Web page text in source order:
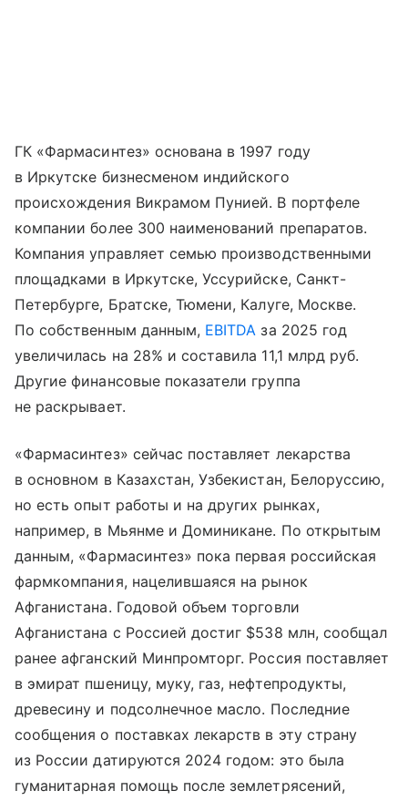
ГК «Фармасинтез» основана в 1997 году
в Иркутске бизнесменом индийского
происхождения Викрамом Пунией. В портфеле
компании более 300 наименований препаратов.
Компания управляет семью производственными
площадками в Иркутске, Уссурийске, Санкт-
Петербурге, Братске, Тюмени, Калуге, Москве.
По собственным данным, EBITDA за 2025 год
увеличилась на 28% и составила 11,1 млрд руб.
Другие финансовые показатели группа
не раскрывает.
«Фармасинтез» сейчас поставляет лекарства
в основном в Казахстан, Узбекистан, Белоруссию,
но есть опыт работы и на других рынках,
например, в Мьянме и Доминикане. По открытым
данным, «Фармасинтез» пока первая российская
фармкомпания, нацелившаяся на рынок
Афганистана. Годовой объем торговли
Афганистана с Россией достиг $538 млн, сообщал
ранее афганский Минпромторг. Россия поставляет
в эмират пшеницу, муку, газ, нефтепродукты,
древесину и подсолнечное масло. Последние
сообщения о поставках лекарств в эту страну
из России датируются 2024 годом: это была
гуманитарная помощь после землетрясений,